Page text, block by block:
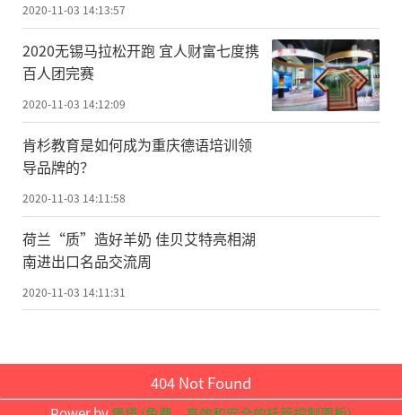
目前百吋影院选择激光电视是更适合
的，不过目前激光电视的品牌不少，该如何
选择呢?笔者认为，拥有核心技术和多种优势
的光峰值得考虑。
推荐理由一：核心科技系原创，源头品
质可控
ALPD激光显示技术是光峰自主原创的核
心光源技术，采用"激光+荧光"的模式，攻克
了激光显示在性价比、效率和可靠性方面的
技术难关，该技术具备高效率、色彩好、对
高等优点，是革命性的新型显示技术，被国
际同行视为激光显示的主要发展方向，目前
2020-11-03 14:13:57
2020无锡马拉松开跑 宜人财富七度携
百人团完赛
2020-11-03 14:12:09
肯杉教育是如何成为重庆德语培训领
导品牌的？
2020-11-03 14:11:58
荷兰“质”造好羊奶 佳贝艾特亮相湖
南进出口名品交流周
2020-11-03 14:11:31
404 Not Found